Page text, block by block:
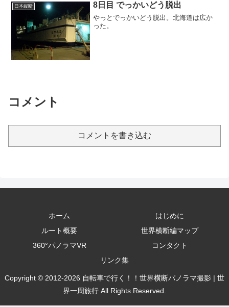
日本縦断 8日目 でっかいどう脱出
やっとでっかいどう脱出。北海道は広か
った。
コメント
コメントを書き込む
ホーム
はじめに
ルート概要
世界横断編マップ
360°パノラマVR
コンタクト
リンク集
Copyright © 2012-2026 自転車で行く！！世界横断パノラマ撮影 | 世
界一周旅行 All Rights Reserved.